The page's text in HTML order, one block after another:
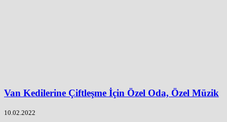
Van Kedilerine Çiftleşme İçin Özel Oda, Özel Müzik
10.02.2022